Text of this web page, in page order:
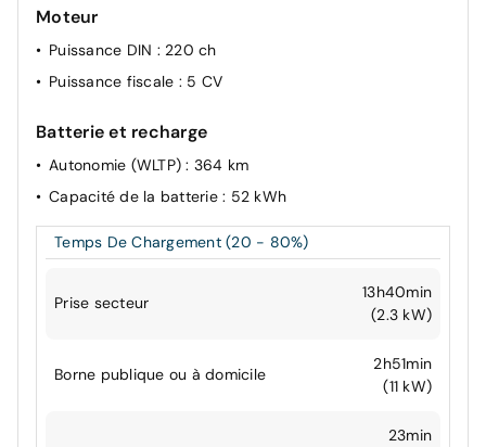
Moteur
Puissance DIN : 220 ch
Puissance fiscale : 5 CV
Batterie et recharge
Autonomie (WLTP): 364 km
Capacité de la batterie : 52 kWh
Temps De Chargement (20 - 80%)
Prise secteur
13h40min
(2.3 kW)
Borne publique ou à domicile
2h51min
(11 kW)
23min